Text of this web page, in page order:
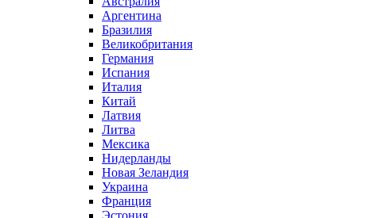
Аргентина
Бразилия
Великобритания
Германия
Испания
Италия
Китай
Латвия
Литва
Мексика
Нидерланды
Новая Зеландия
Украина
Франция
Эстония